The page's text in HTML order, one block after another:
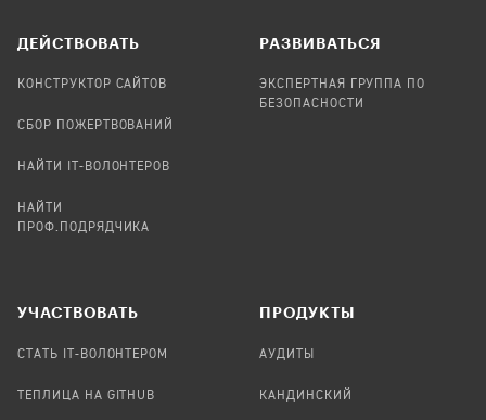
ДЕЙСТВОВАТЬ
КОНСТРУКТОР САЙТОВ
СБОР ПОЖЕРТВОВАНИЙ
НАЙТИ IT-ВОЛОНТЕРОВ
НАЙТИ
ПРОФ.ПОДРЯДЧИКА
РАЗВИВАТЬСЯ
ЭКСПЕРТНАЯ ГРУППА ПО
БЕЗОПАСНОСТИ
УЧАСТВОВАТЬ
СТАТЬ IT-ВОЛОНТЕРОМ
ТЕПЛИЦА НА GITHUB
ПРОДУКТЫ
АУДИТЫ
КАНДИНСКИЙ